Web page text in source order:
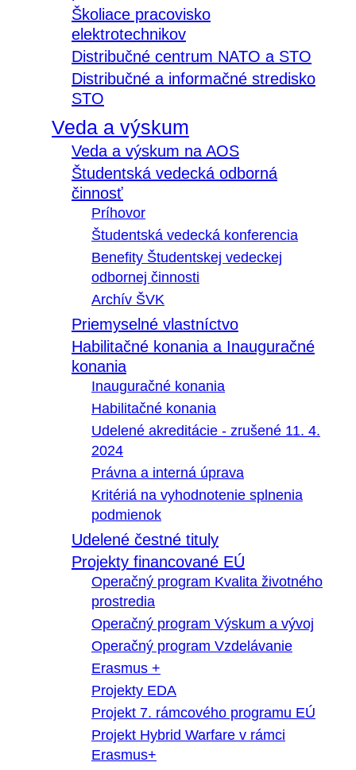
Školiace pracovisko
elektrotechnikov
Distribučné centrum NATO a STO
Distribučné a informačné stredisko
STO
Veda a výskum
Veda a výskum na AOS
Študentská vedecká odborná
činnosť
Príhovor
Študentská vedecká konferencia
Benefity Študentskej vedeckej
odbornej činnosti
Archív ŠVK
Priemyselné vlastníctvo
Habilitačné konania a Inauguračné
konania
Inauguračné konania
Habilitačné konania
Udelené akreditácie - zrušené 11. 4.
2024
Právna a interná úprava
Kritériá na vyhodnotenie splnenia
podmienok
Udelené čestné tituly
Projekty financované EÚ
Operačný program Kvalita životného
prostredia
Operačný program Výskum a vývoj
Operačný program Vzdelávanie
Erasmus +
Projekty EDA
Projekt 7. rámcového programu EÚ
Projekt Hybrid Warfare v rámci
Erasmus+